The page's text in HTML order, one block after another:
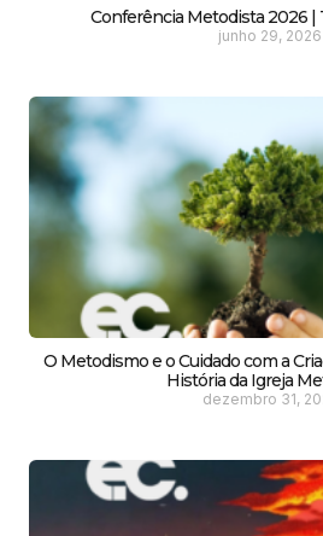
Conferência Metodista 2026 |
junho 29, 2026
O Metodismo e o Cuidado com a
História da Igreja
dezembro 31,